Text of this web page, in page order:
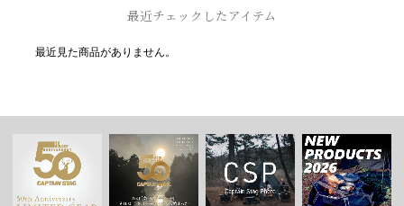
最近チェックしたアイテム
最近見た商品がありません。